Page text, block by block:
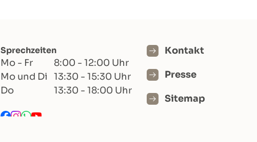
Sprechzeiten
Mo - Fr
8:00 - 12:00 Uhr
Mo und Di
13:30 - 15:30 Uhr
Do
13:30 - 18:00 Uhr
Kontakt
Presse
Sitemap